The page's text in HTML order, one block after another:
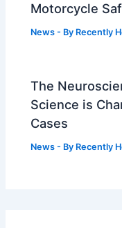
Motorcycle
News - By Recently
The
Science is
Cases
News - By Recently